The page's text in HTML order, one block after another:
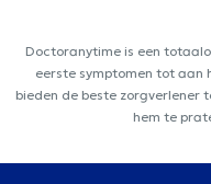
Doctoranytime is een
eerste symptomen tot aan
bieden de beste zorgverlener
hem te